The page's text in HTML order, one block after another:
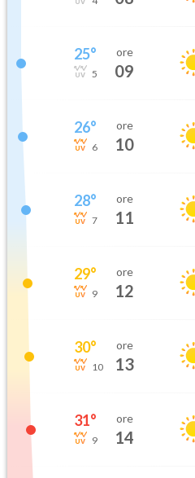
25°
5
ore
09
26°
6
ore
10
28°
7
ore
11
29°
9
ore
12
30°
10
ore
13
31°
9
ore
14